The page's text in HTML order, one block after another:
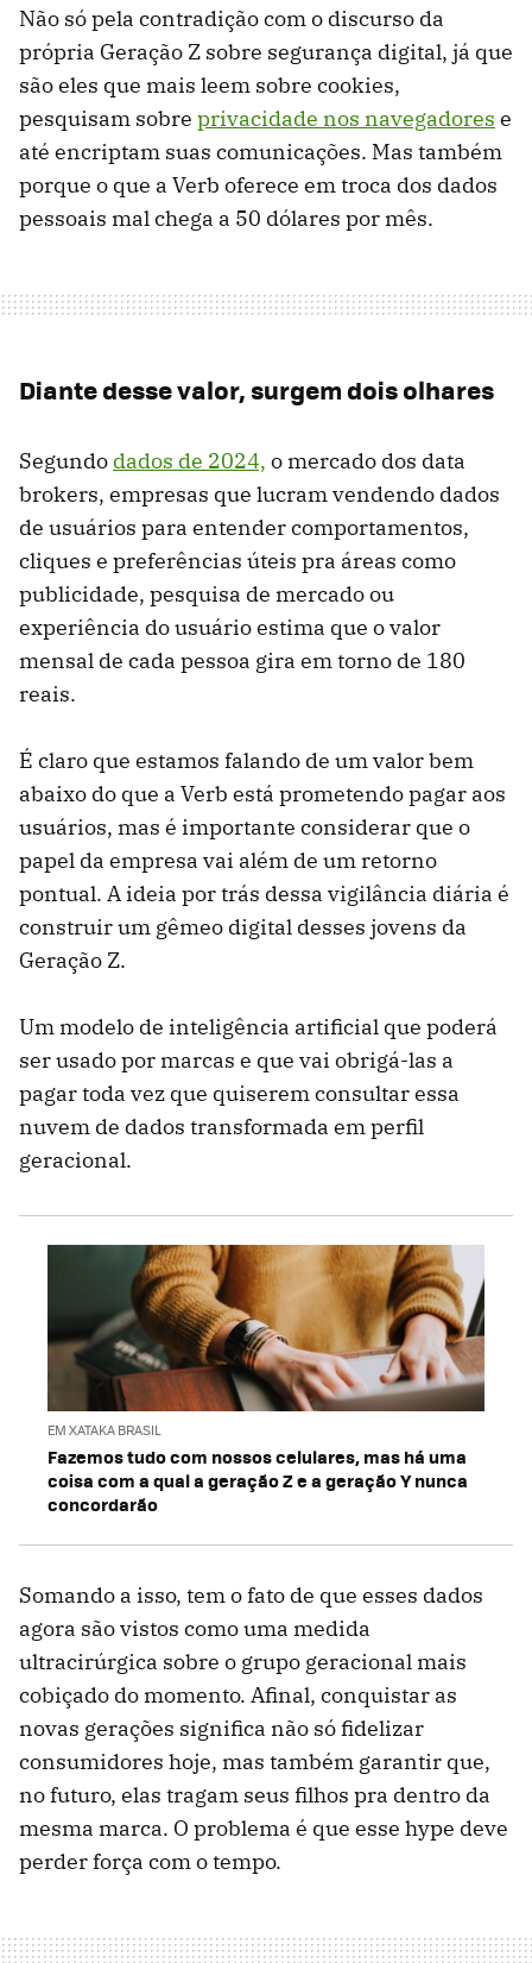
Não só pela contradição com o discurso da
própria Geração Z sobre segurança digital, já que
são eles que mais leem sobre cookies,
pesquisam sobre privacidade nos navegadores e
até encriptam suas comunicações. Mas também
porque o que a Verb oferece em troca dos dados
pessoais mal chega a 50 dólares por mês.
Diante desse valor, surgem dois olhares
Segundo dados de 2024, o mercado dos data
brokers, empresas que lucram vendendo dados
de usuários para entender comportamentos,
cliques e preferências úteis pra áreas como
publicidade, pesquisa de mercado ou
experiência do usuário estima que o valor
mensal de cada pessoa gira em torno de 180
reais.
É claro que estamos falando de um valor bem
abaixo do que a Verb está prometendo pagar aos
usuários, mas é importante considerar que o
papel da empresa vai além de um retorno
pontual. A ideia por trás dessa vigilância diária é
construir um gêmeo digital desses jovens da
Geração Z.
Um modelo de inteligência artificial que poderá
ser usado por marcas e que vai obrigá-las a
pagar toda vez que quiserem consultar essa
nuvem de dados transformada em perfil
geracional.
EM XATAKA BRASIL
Fazemos tudo com nossos celulares, mas há uma
coisa com a qual a geração Z e a geração Y nunca
concordarão
Somando a isso, tem o fato de que esses dados
agora são vistos como uma medida
ultracirúrgica sobre o grupo geracional mais
cobiçado do momento. Afinal, conquistar as
novas gerações significa não só fidelizar
consumidores hoje, mas também garantir que,
no futuro, elas tragam seus filhos pra dentro da
mesma marca. O problema é que esse hype deve
perder força com o tempo.